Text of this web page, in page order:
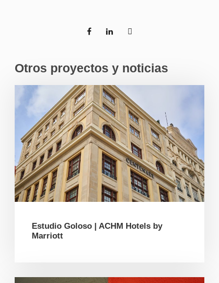
Otros proyectos y noticias
Estudio Goloso | ACHM Hotels by
Marriott